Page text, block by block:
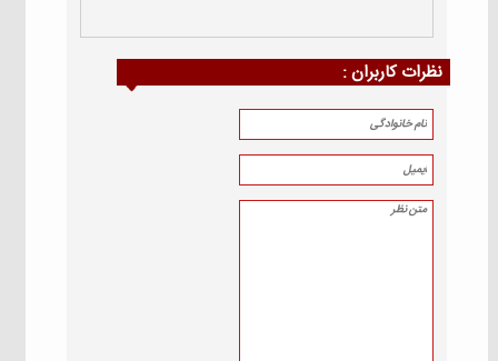
نظرات كاربران :